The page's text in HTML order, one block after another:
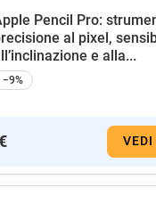
Pencil Pro:
al pixel,
e alla...
−9%
VEDI